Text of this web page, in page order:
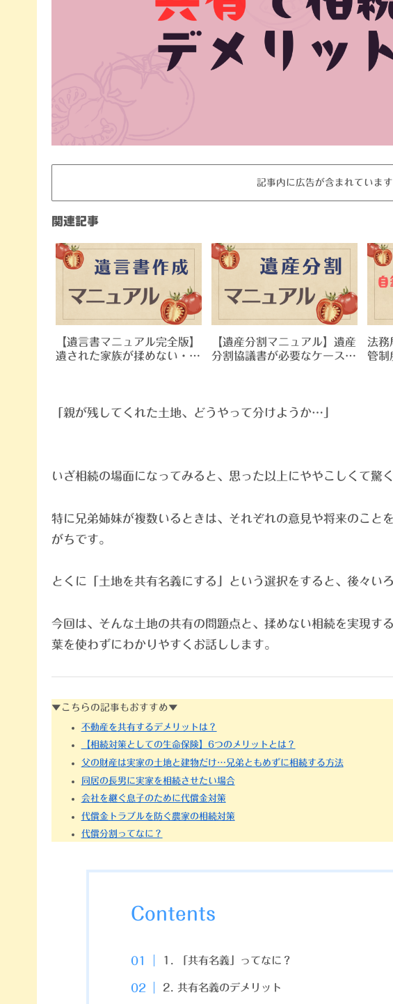
記事内に広告が含まれています
関連記事
【遺言書マニュアル完全版】
遺された家族が揉めない・無
【遺産分割マニュアル】遺産
分割協議書が必要なケースや
法務
管制
「親が残してくれた土地、どうやって分けようか…」
いざ相続の場面になってみると、思った以上にややこしくて驚
特に兄弟姉妹が複数いるときは、それぞれの意見や将来のこと
がちです。
とくに「土地を共有名義にする」という選択をすると、後々い
今回は、そんな土地の共有の問題点と、揉めない相続を実現す
葉を使わずにわかりやすくお話しします。
▼こちらの記事もおすすめ▼
不動産を共有するデメリットは？
【相続対策としての生命保険】6つのメリットとは？
父の財産は実家の土地と建物だけ…兄弟ともめずに相続する方法
同居の長男に実家を相続させたい場合
会社を継ぐ息子のために代償金対策
代償金トラブルを防ぐ農家の相続対策
代償分割ってなに？
Contents
1. 「共有名義」ってなに？
2. 共有名義のデメリット